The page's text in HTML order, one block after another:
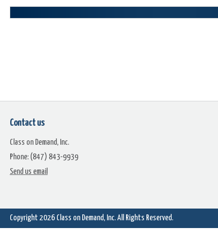
Contact us
Class on Demand, Inc.
Phone: (847) 843-9939
Send us email
Copyright 2026 Class on Demand, Inc.All Rights Reserved.